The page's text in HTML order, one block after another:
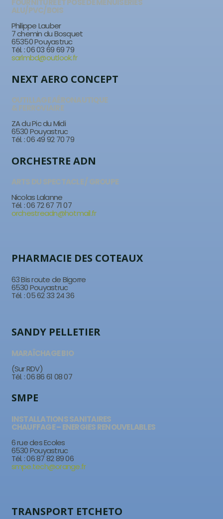
FOURNITURE ET POSE DE MENUISERIES
ALU/PVC/BOIS
Philippe Lauber
7 chemin du Bosquet
65350 Pouyastruc
Tél. : 06 03 69 69 79
sarlmbd@outlook.fr
NEXT AERO CONCEPT
OUTILLAGE AÉRONAUTIQUE
& FERROVIAIRE
ZA du Pic du Midi
6530 Pouyastruc
Tél. : 06 49 92 70 79
ORCHESTRE ADN
ARTS DU SPECTACLE / GROUPE
Nicolas Lalanne
Tél. : 06 72 67 71 07
orchestreadn@hotmail.fr
PHARMACIE DES COTEAUX
63 Bis route de Bigorre
6530 Pouyastruc
Tél. : 05 62 33 24 36
SANDY PELLETIER
MARAÎCHAGE BIO
(Sur RDV)
Tél. : 06 86 61 08 07
SMPE
INSTALLATIONS SANITAIRES
CHAUFFAGE – ENERGIES RENOUVELABLES
6 rue des Ecoles
6530 Pouyastruc
Tél. : 06 87 82 89 06
smpe.tech@orange.fr
TRANSPORT ETCHETO